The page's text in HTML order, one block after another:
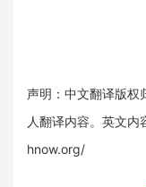
声明：中文翻译版权
人翻译内容。英文
hnow.org/